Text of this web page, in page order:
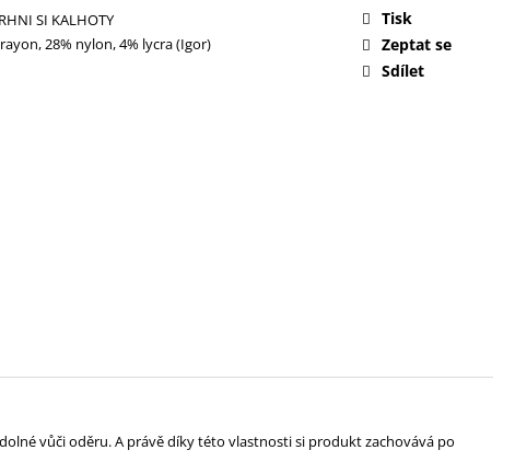
SI KALHOTY
28% nylon, 4% lycra (Igor)
Tisk
Zeptat se
Sdílet
vůči oděru. A právě díky této vlastnosti si produkt zachovává po